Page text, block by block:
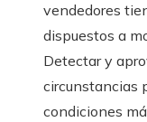
vendedores
dispuestos a
Detectar y
circunstancias
condiciones